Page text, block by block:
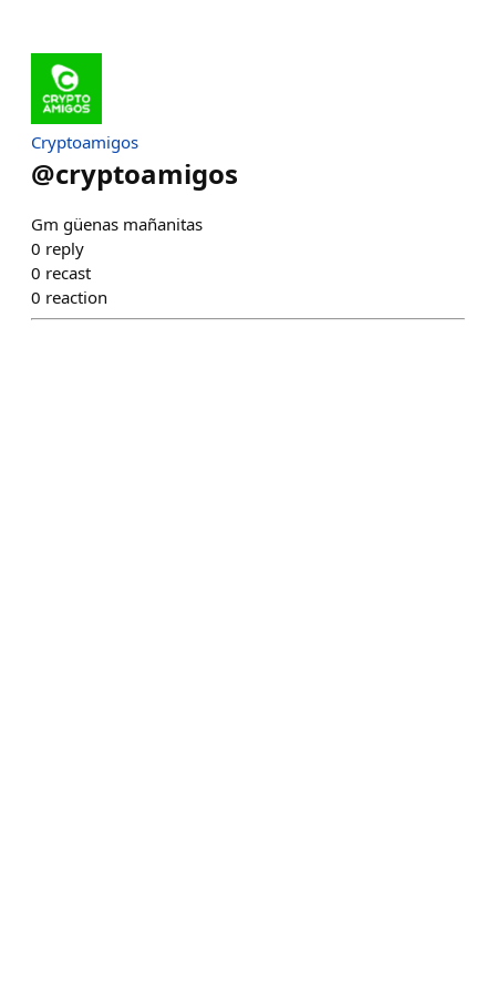
Cryptoamigos
@cryptoamigos
Gm güenas mañanitas
0 reply
0 recast
0 reaction